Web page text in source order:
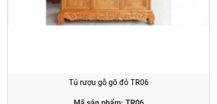
Tủ rượu gỗ gõ đỏ TR06